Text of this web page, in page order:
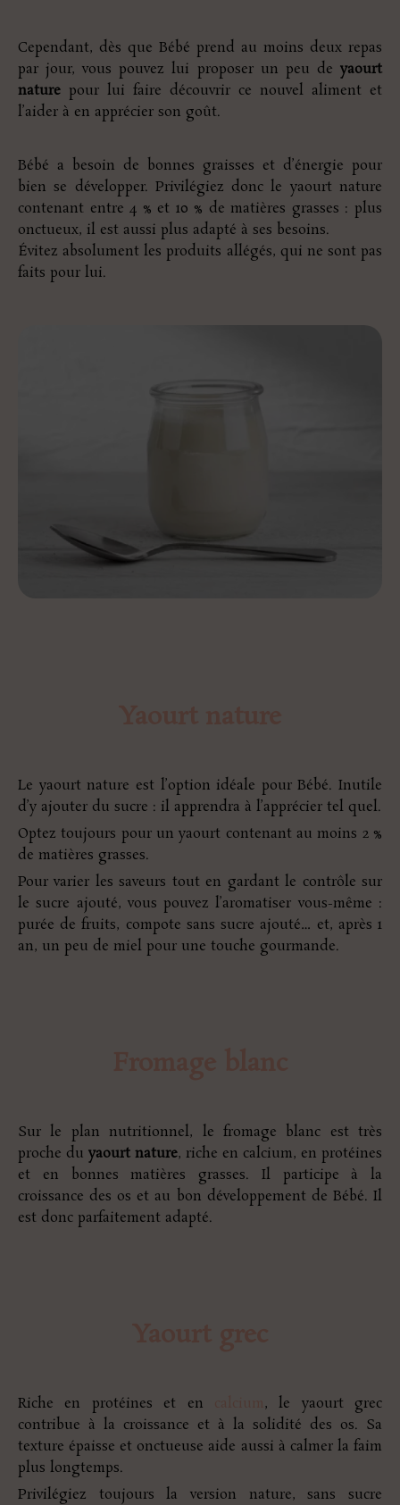
Cependant, dès que Bébé prend au moins deux repas
par jour, vous pouvez lui proposer un peu de yaourt
nature pour lui faire découvrir ce nouvel aliment et
l’aider à en apprécier son goût.
Bébé a besoin de bonnes graisses et d’énergie pour
bien se développer. Privilégiez donc le yaourt nature
contenant entre 4 % et 10 % de matières grasses : plus
onctueux, il est aussi plus adapté à ses besoins.
Évitez absolument les produits allégés, qui ne sont pas
faits pour lui.
Le yaourt nature est l’option idéale pour Bébé. Inutile
d’y ajouter du sucre : il apprendra à l’apprécier tel quel.
Optez toujours pour un yaourt contenant au moins 2 %
de matières grasses.
Pour varier les saveurs tout en gardant le contrôle sur
le sucre ajouté, vous pouvez l’aromatiser vous-même :
purée de fruits, compote sans sucre ajouté… et, après 1
an, un peu de miel pour une touche gourmande.
Sur le plan nutritionnel, le fromage blanc est très
proche du yaourt nature, riche en calcium, en protéines
et en bonnes matières grasses. Il participe à la
croissance des os et au bon développement de Bébé. Il
est donc parfaitement adapté.
Riche en protéines et en
, le yaourt grec
contribue à la croissance et à la solidité des os. Sa
texture épaisse et onctueuse aide aussi à calmer la faim
plus longtemps.
Privilégiez toujours la version nature, sans sucre